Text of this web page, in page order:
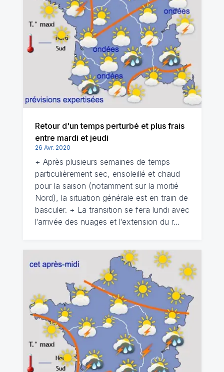
Retour d'un temps perturbé et plus frais
entre mardi et jeudi
26 Avr. 2020
+ Après plusieurs semaines de temps
particulièrement sec, ensoleillé et chaud
pour la saison (notamment sur la moitié
Nord), la situation générale est en train de
basculer. + La transition se fera lundi avec
l’arrivée des nuages et l’extension du r…